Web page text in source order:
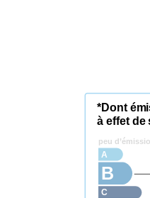
*Dont
à effet de
peu
C
B
A